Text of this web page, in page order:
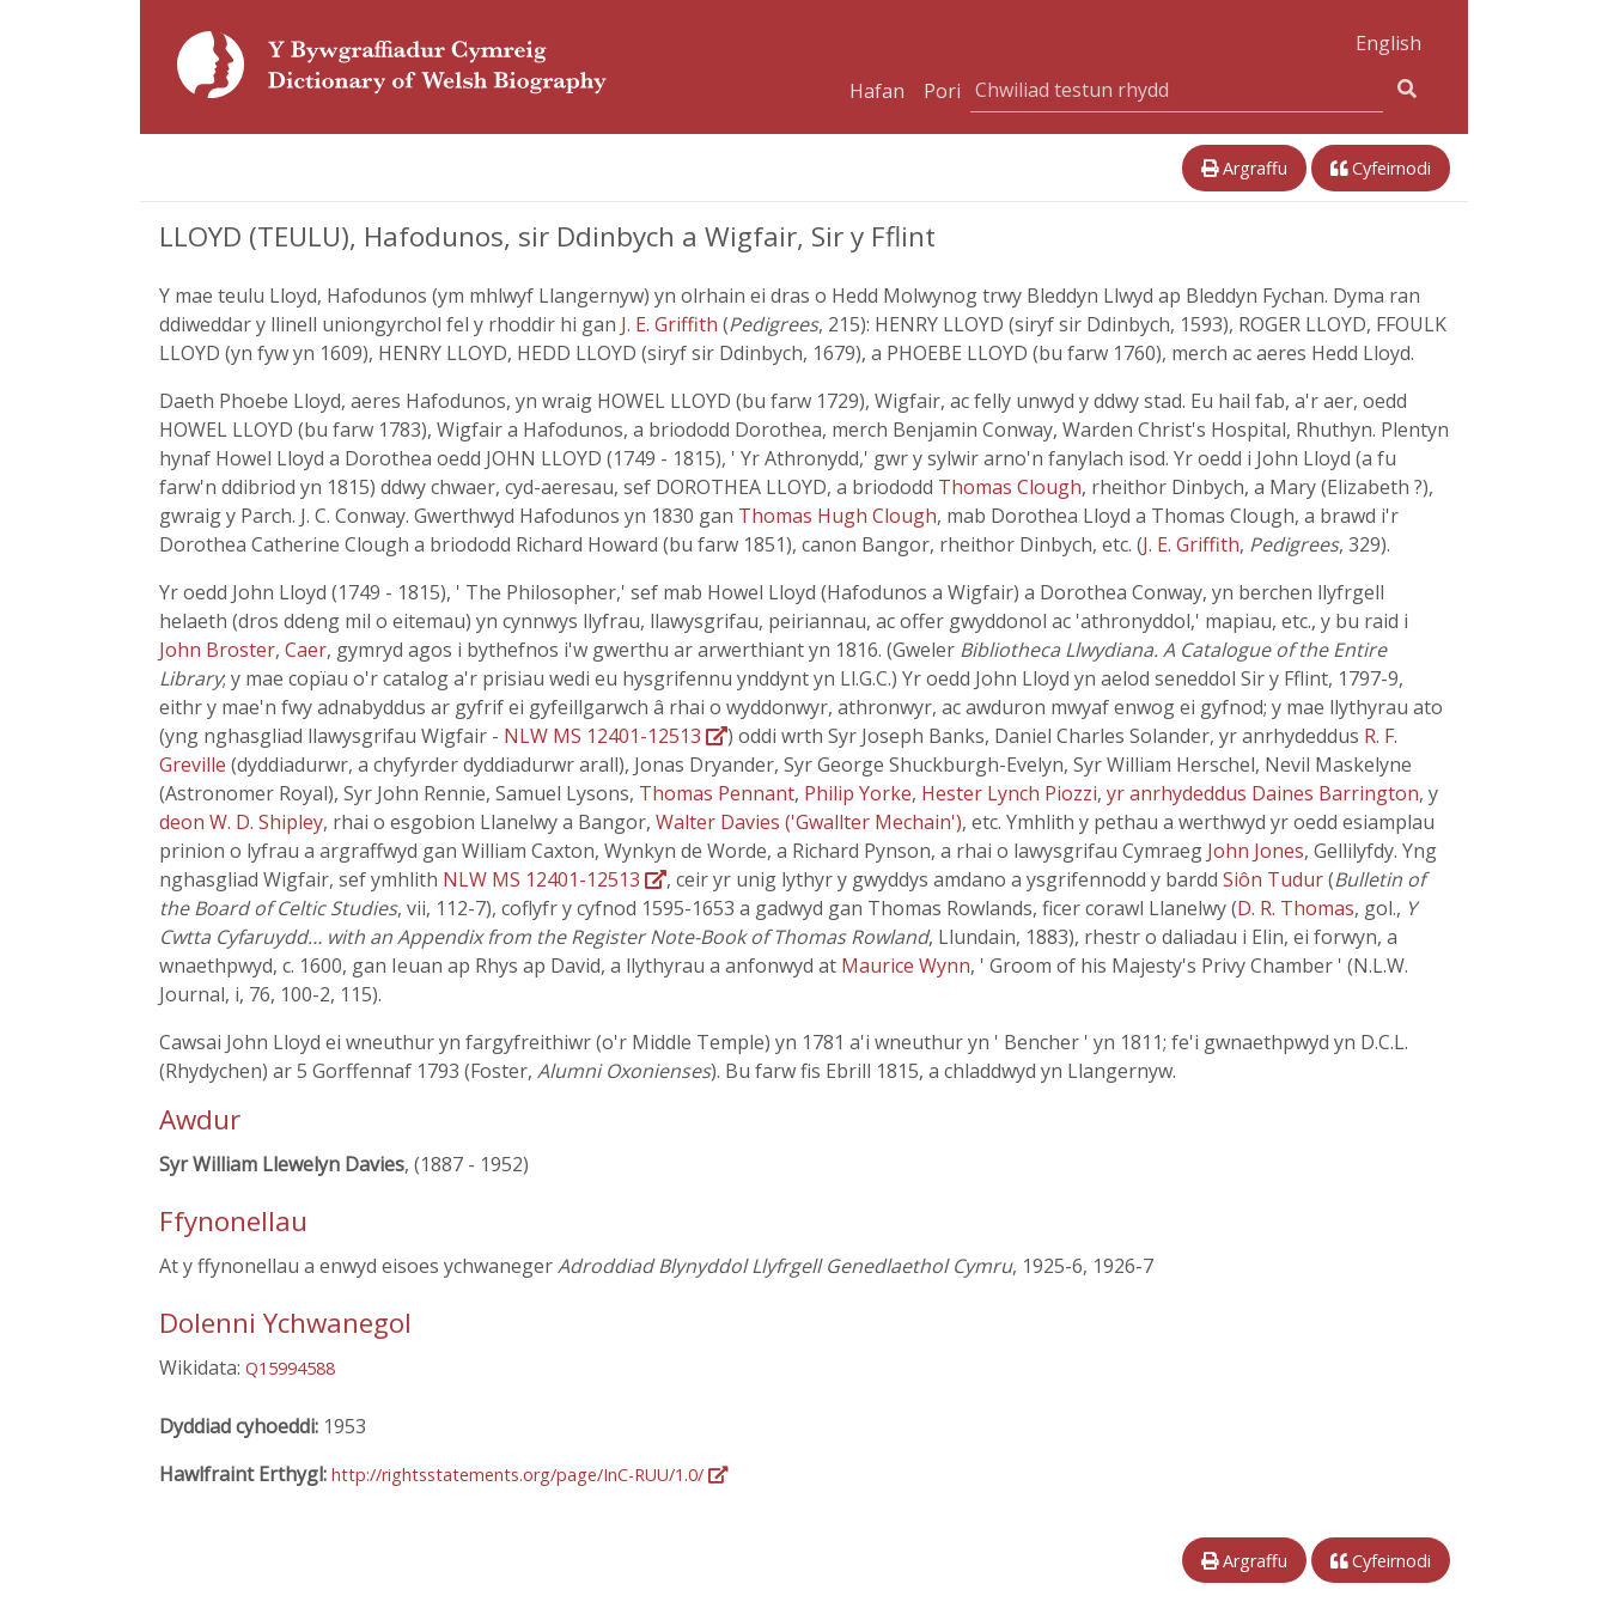
English
Hafan
Pori
Argraffu Cyfeirnodi
LLOYD (TEULU), Hafodunos, sir Ddinbych a Wigfair, Sir y Fflint
Y mae teulu Lloyd, Hafodunos (ym mhlwyf Llangernyw) yn olrhain ei dras o Hedd Molwynog trwy Bleddyn Llwyd ap Bleddyn Fychan. Dyma ran
ddiweddar y llinell uniongyrchol fel y rhoddir hi gan J. E. Griffith (Pedigrees, 215): HENRY LLOYD (siryf sir Ddinbych, 1593), ROGER LLOYD, FFOULK
LLOYD (yn fyw yn 1609), HENRY LLOYD, HEDD LLOYD (siryf sir Ddinbych, 1679), a PHOEBE LLOYD (bu farw 1760), merch ac aeres Hedd Lloyd.
Daeth Phoebe Lloyd, aeres Hafodunos, yn wraig HOWEL LLOYD (bu farw 1729), Wigfair, ac felly unwyd y ddwy stad. Eu hail fab, a'r aer, oedd
HOWEL LLOYD (bu farw 1783), Wigfair a Hafodunos, a briododd Dorothea, merch Benjamin Conway, Warden Christ's Hospital, Rhuthyn. Plentyn
hynaf Howel Lloyd a Dorothea oedd JOHN LLOYD (1749 - 1815), ' Yr Athronydd,' gwr y sylwir arno'n fanylach isod. Yr oedd i John Lloyd (a fu
farw'n ddibriod yn 1815) ddwy chwaer, cyd-aeresau, sef DOROTHEA LLOYD, a briododd Thomas Clough, rheithor Dinbych, a Mary (Elizabeth ?),
gwraig y Parch. J. C. Conway. Gwerthwyd Hafodunos yn 1830 gan Thomas Hugh Clough, mab Dorothea Lloyd a Thomas Clough, a brawd i'r
Dorothea Catherine Clough a briododd Richard Howard (bu farw 1851), canon Bangor, rheithor Dinbych, etc. (J. E. Griffith, Pedigrees, 329).
Yr oedd John Lloyd (1749 - 1815), ' The Philosopher,' sef mab Howel Lloyd (Hafodunos a Wigfair) a Dorothea Conway, yn berchen llyfrgell
helaeth (dros ddeng mil o eitemau) yn cynnwys llyfrau, llawysgrifau, peiriannau, ac offer gwyddonol ac 'athronyddol,' mapiau, etc., y bu raid i
John Broster, Caer, gymryd agos i bythefnos i'w gwerthu ar arwerthiant yn 1816. (Gweler Bibliotheca Llwydiana. A Catalogue of the Entire
Library; y mae copïau o'r catalog a'r prisiau wedi eu hysgrifennu ynddynt yn Ll.G.C.) Yr oedd John Lloyd yn aelod seneddol Sir y Fflint, 1797-9,
eithr y mae'n fwy adnabyddus ar gyfrif ei gyfeillgarwch â rhai o wyddonwyr, athronwyr, ac awduron mwyaf enwog ei gyfnod; y mae llythyrau ato
(yng nghasgliad llawysgrifau Wigfair - NLW MS 12401-12513 ) oddi wrth Syr Joseph Banks, Daniel Charles Solander, yr anrhydeddus R. F.
Greville (dyddiadurwr, a chyfyrder dyddiadurwr arall), Jonas Dryander, Syr George Shuckburgh-Evelyn, Syr William Herschel, Nevil Maskelyne
(Astronomer Royal), Syr John Rennie, Samuel Lysons, Thomas Pennant, Philip Yorke, Hester Lynch Piozzi, yr anrhydeddus Daines Barrington, y
deon W. D. Shipley, rhai o esgobion Llanelwy a Bangor, Walter Davies ('Gwallter Mechain'), etc. Ymhlith y pethau a werthwyd yr oedd esiamplau
prinion o lyfrau a argraffwyd gan William Caxton, Wynkyn de Worde, a Richard Pynson, a rhai o lawysgrifau Cymraeg John Jones, Gellilyfdy. Yng
nghasgliad Wigfair, sef ymhlith NLW MS 12401-12513 , ceir yr unig lythyr y gwyddys amdano a ysgrifennodd y bardd Siôn Tudur(Bulletin of
the Board of Celtic Studies, vii, 112-7), coflyfr y cyfnod 1595-1653 a gadwyd gan Thomas Rowlands, ficer corawl Llanelwy (D. R. Thomas, gol., Y
Cwtta Cyfaruydd… with an Appendix from the Register Note-Book of Thomas Rowland, Llundain, 1883), rhestr o daliadau i Elin, ei forwyn, a
wnaethpwyd, c. 1600, gan Ieuan ap Rhys ap David, a llythyrau a anfonwyd at Maurice Wynn, ' Groom of his Majesty's Privy Chamber ' (N.L.W.
Journal, i, 76, 100-2, 115).
Cawsai John Lloyd ei wneuthur yn fargyfreithiwr (o'r Middle Temple) yn 1781 a'i wneuthur yn ' Bencher ' yn 1811; fe'i gwnaethpwyd yn D.C.L.
(Rhydychen) ar 5 Gorffennaf 1793 (Foster, Alumni Oxonienses). Bu farw fis Ebrill 1815, a chladdwyd yn Llangernyw.
Awdur
Syr William Llewelyn Davies, (1887 - 1952)
Ffynonellau
At y ffynonellau a enwyd eisoes ychwanegerAdroddiad Blynyddol Llyfrgell Genedlaethol Cymru, 1925-6, 1926-7
Dolenni Ychwanegol
Wikidata: Q15994588
Dyddiad cyhoeddi: 1953
Hawlfraint Erthygl: http://rightsstatements.org/page/InC-RUU/1.0/
Argraffu Cyfeirnodi